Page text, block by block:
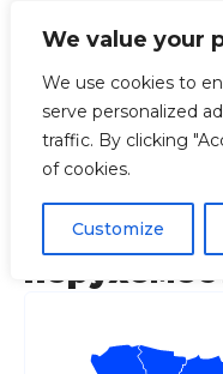
We value your
We use cookies to
serve personalized
traffic. By clicking
of cookies.
Customize
Головна
Портал
сервісів